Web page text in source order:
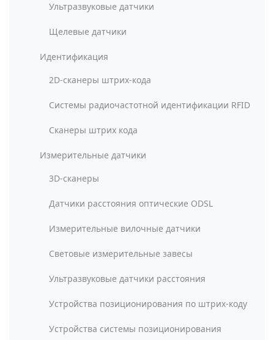
Ультразвуковые датчики
Щелевые датчики
Идентификация
2D-сканеры штрих-кода
Системы радиочастотной идентификации RFID
Сканеры штрих кода
Измерительные датчики
3D-сканеры
Датчики расстояния оптические ODSL
Измерительные вилочные датчики
Световые измерительные завесы
Ультразвуковые датчики расстояния
Устройства позиционирования по штрих-коду
Устройства системы позиционирования